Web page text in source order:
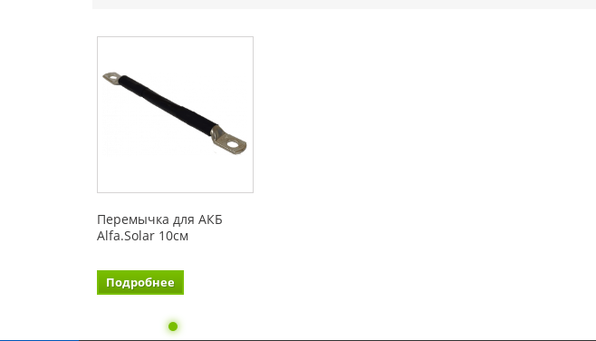
Перемычка для АКБ
Alfa.Solar 10см
Подробнее